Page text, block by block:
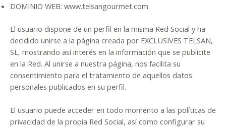
DOMINIO WEB: www.telsangourmet.com
El usuario dispone de un perfil en la misma Red Social y ha
decidido unirse a la página creada por EXCLUSIVES TELSAN,
SL, mostrando así interés en la información que se publicite
en la Red. Al unirse a nuestra página, nos facilita su
consentimiento para el tratamiento de aquellos datos
personales publicados en su perfil.
El usuario puede acceder en todo momento a las políticas de
privacidad de la propia Red Social, así como configurar su